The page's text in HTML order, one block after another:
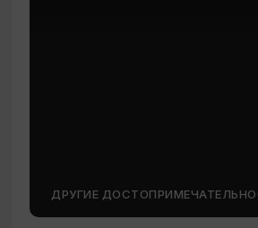
ДРУГИЕ